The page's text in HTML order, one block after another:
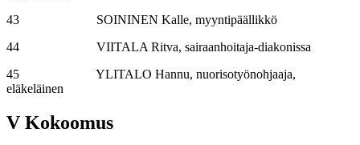
43 SOININEN Kalle, myyntipäällikkö
44 VIITALA Ritva, sairaanhoitaja-diakonissa
45 YLITALO Hannu, nuorisotyönohjaaja,
eläkeläinen
V Kokoomus